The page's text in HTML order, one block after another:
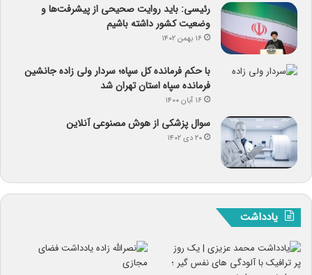
رئیسی: باید روایت صحیحی از پیشرفت‌ها و
وضعیت کشور داشته باشیم
۱۶ بهمن ۱۴۰۲
با حکم فرمانده کل سپاه؛ سردار ولی زاده جانشین
فرمانده سپاه استان تهران شد
۱۶ آبان ۱۴۰۰
سوال پزشکی از هوش مصنوعی آنلاین
۲۰ دی ۱۴۰۲
یادداشت